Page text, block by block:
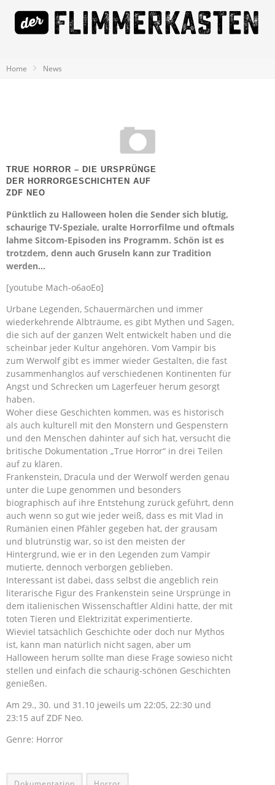
Home News
TRUE HORROR – DIE URSPRÜNGE
DER HORRORGESCHICHTEN AUF
ZDF NEO
Pünktlich zu Halloween holen die Sender sich blutig,
schaurige TV-Speziale, uralte Horrorfilme und oftmals
lahme Sitcom-Episoden ins Programm. Schön ist es
trotzdem, denn auch Gruseln kann zur Tradition
werden…
[youtube Mach-o6aoEo]
Urbane Legenden, Schauermärchen und immer
wiederkehrende Albträume, es gibt Mythen und Sagen,
die sich auf der ganzen Welt entwickelt haben und die
scheinbar jeder Kultur angehören. Vom Vampir bis
zum Werwolf gibt es immer wieder Gestalten, die fast
zusammenhanglos auf verschiedenen Kontinenten für
Angst und Schrecken um Lagerfeuer herum gesorgt
haben.
Woher diese Geschichten kommen, was es historisch
als auch kulturell mit den Monstern und Gespenstern
und den Menschen dahinter auf sich hat, versucht die
britische Dokumentation „True Horror“ in drei Teilen
auf zu klären.
Frankenstein, Dracula und der Werwolf werden genau
unter die Lupe genommen und besonders
biographisch auf ihre Entstehung zurück geführt, denn
auch wenn so gut wie jeder weiß, dass es mit Vlad in
Rumänien einen Pfähler gegeben hat, der grausam
und blutrünstig war, so ist den meisten der
Hintergrund, wie er in den Legenden zum Vampir
mutierte, dennoch verborgen geblieben.
Interessant ist dabei, dass selbst die angeblich rein
literarische Figur des Frankenstein seine Ursprünge in
dem italienischen Wissenschaftler Aldini hatte, der mit
toten Tieren und Elektrizität experimentierte.
Wieviel tatsächlich Geschichte oder doch nur Mythos
ist, kann man natürlich nicht sagen, aber um
Halloween herum sollte man diese Frage sowieso nicht
stellen und einfach die schaurig-schönen Geschichten
genießen.
Am 29., 30. und 31.10 jeweils um 22:05, 22:30 und
23:15 auf ZDF Neo.
Genre: Horror